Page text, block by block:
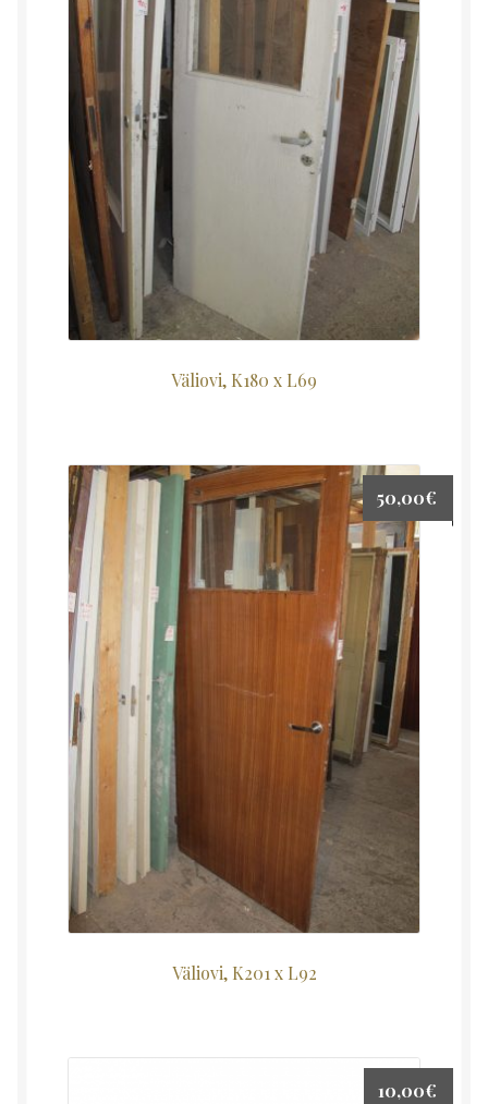
Väliovi, K180 x L69
Väliovi, K201 x L92
50,00€
10,00€